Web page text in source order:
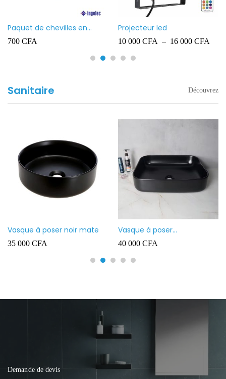
Paquet de chevilles en
plastique Ingelec – 8
700 CFA
Projecteur led
10 000 CFA – 16 000 CFA
Sanitaire Découvrez
Vasque à poser noir mate
35 000 CFA
Vasque à poser
rectangulaire noir mate
40 000 CFA
Demande de devis